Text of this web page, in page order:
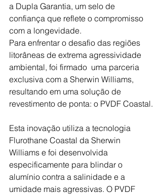
a Dupla Garantia, um selo de
confiança que reflete o compromisso
com a longevidade.
Para enfrentar o desafio das regiões
litorâneas de extrema agressividade
ambiental, foi firmado  uma parceria
exclusiva com a Sherwin Williams,
resultando em uma solução de
revestimento de ponta: o PVDF Coastal.
Esta inovação utiliza a tecnologia
Flurothane Coastal da Sherwin
Williams e foi desenvolvida
especificamente para blindar o
alumínio contra a salinidade e a
umidade mais agressivas. O PVDF